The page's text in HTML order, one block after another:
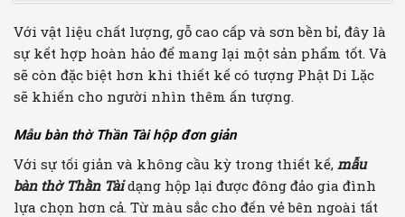
Với vật liệu chất lượng, gỗ cao cấp và sơn bền bỉ, đây là
sự kết hợp hoàn hảo để mang lại một sản phẩm tốt. Và
sẽ còn đặc biệt hơn khi thiết kế có tượng Phật Di Lặc
sẽ khiến cho người nhìn thêm ấn tượng.
Mẫu bàn thờ Thần Tài hộp đơn giản
Với sự tối giản và không cầu kỳ trong thiết kế, mẫu
bàn thờ Thần Tàidạng hộp lại được đông đảo gia đình
lựa chọn hơn cả. Từ màu sắc cho đến vẻ bên ngoài tất